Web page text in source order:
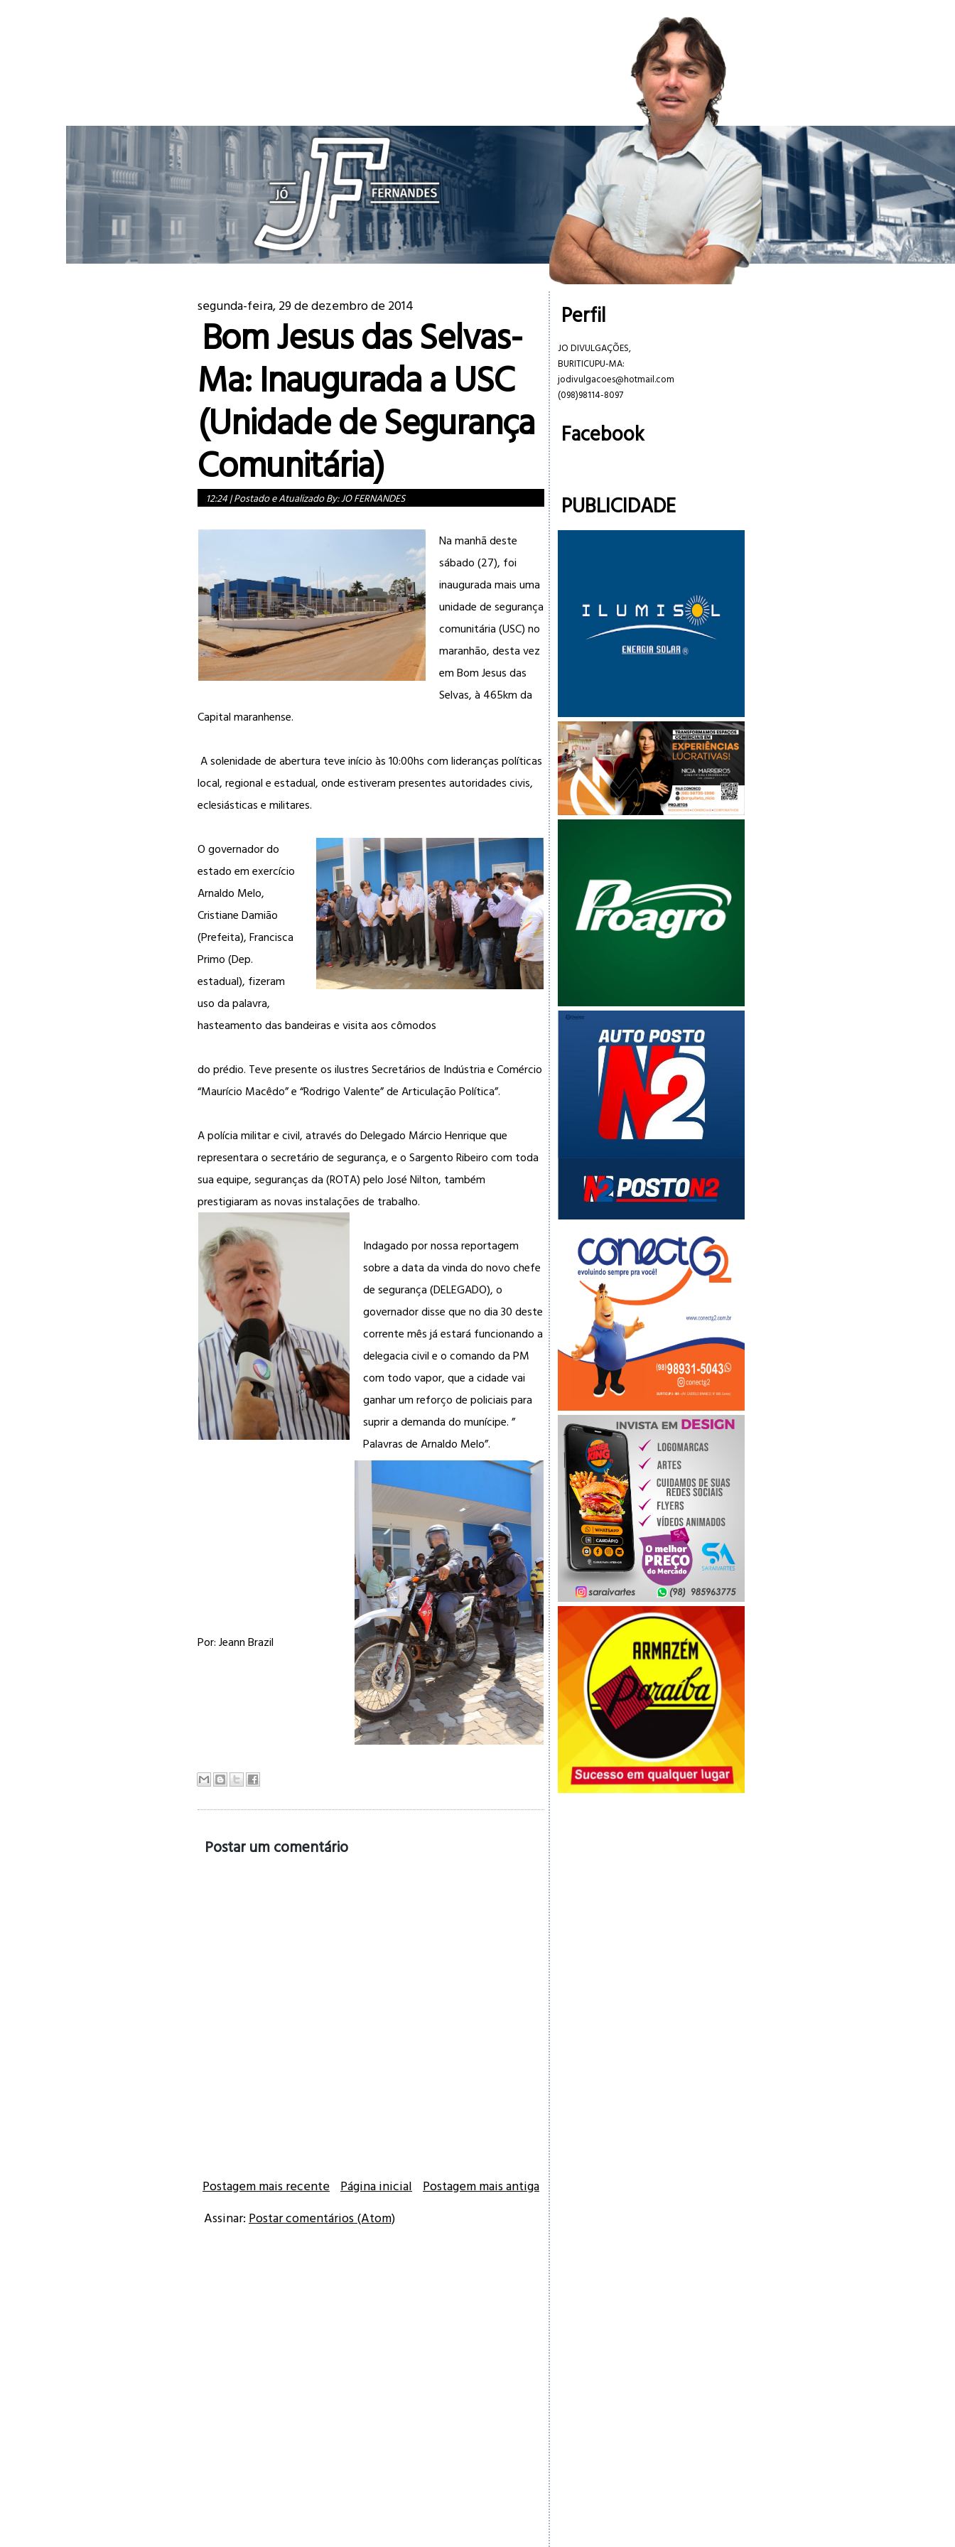
segunda-feira, 29 de dezembro de 2014
Bom Jesus das Selvas-
Ma: Inaugurada a USC
(Unidade de Segurança
Comunitária)
12:24|Postado e Atualizado By:JO FERNANDES
Na manhã deste
sábado (27), foi
inaugurada mais uma
unidade de segurança
comunitária (USC) no
maranhão, desta vez
em Bom Jesus das
Selvas, à 465km da
Capital maranhense.
A solenidade de abertura teve início às 10:00hs com lideranças políticas
local, regional e estadual, onde estiveram presentes autoridades civis,
eclesiásticas e militares.
O governador do
estado em exercício
Arnaldo Melo,
Cristiane Damião
(Prefeita), Francisca
Primo (Dep.
estadual), fizeram
uso da palavra,
hasteamento das bandeiras e visita aos cômodos
do prédio. Teve presente os ilustres Secretários de Indústria e Comércio
“Maurício Macêdo” e “Rodrigo Valente” de Articulação Política”.
A polícia militar e civil, através do Delegado Márcio Henrique que
representara o secretário de segurança, e o Sargento Ribeiro com toda
sua equipe, seguranças da (ROTA) pelo José Nilton, também
prestigiaram as novas instalações de trabalho.
Indagado por nossa reportagem
sobre a data da vinda do novo chefe
de segurança (DELEGADO), o
governador disse que no dia 30 deste
corrente mês já estará funcionando a
delegacia civil e o comando da PM
com todo vapor, que a cidade vai
ganhar um reforço de policiais para
suprir a demanda do munícipe. ”
Palavras de Arnaldo Melo”.
Por: Jeann Brazil
Postar um comentário
Postagem mais recente Postagem mais antiga
Página inicial
Assinar: Postar comentários (Atom)
Perfil
JO DIVULGAÇÕES,
BURITICUPU-MA:
jodivulgacoes@hotmail.com
(098)98114-8097
Facebook
PUBLICIDADE